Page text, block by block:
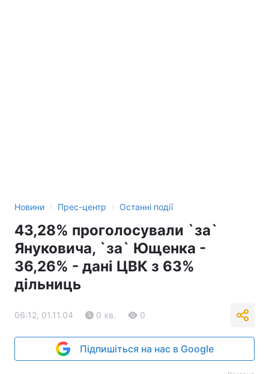
Новини › Прес-центр › Останні події
43,28% проголосували `за`
Януковича, `за` Ющенка -
36,26% - дані ЦВК з 63%
дільниць
06:12, 01.11.04 0 хв. 0
Підпишіться на нас в Google